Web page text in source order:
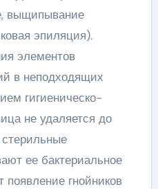
выщипывание
эпиляция).
элементов
в неподходящих
гигиеническо-
не удаляется до
стерильные
ее бактериальное
гнойников